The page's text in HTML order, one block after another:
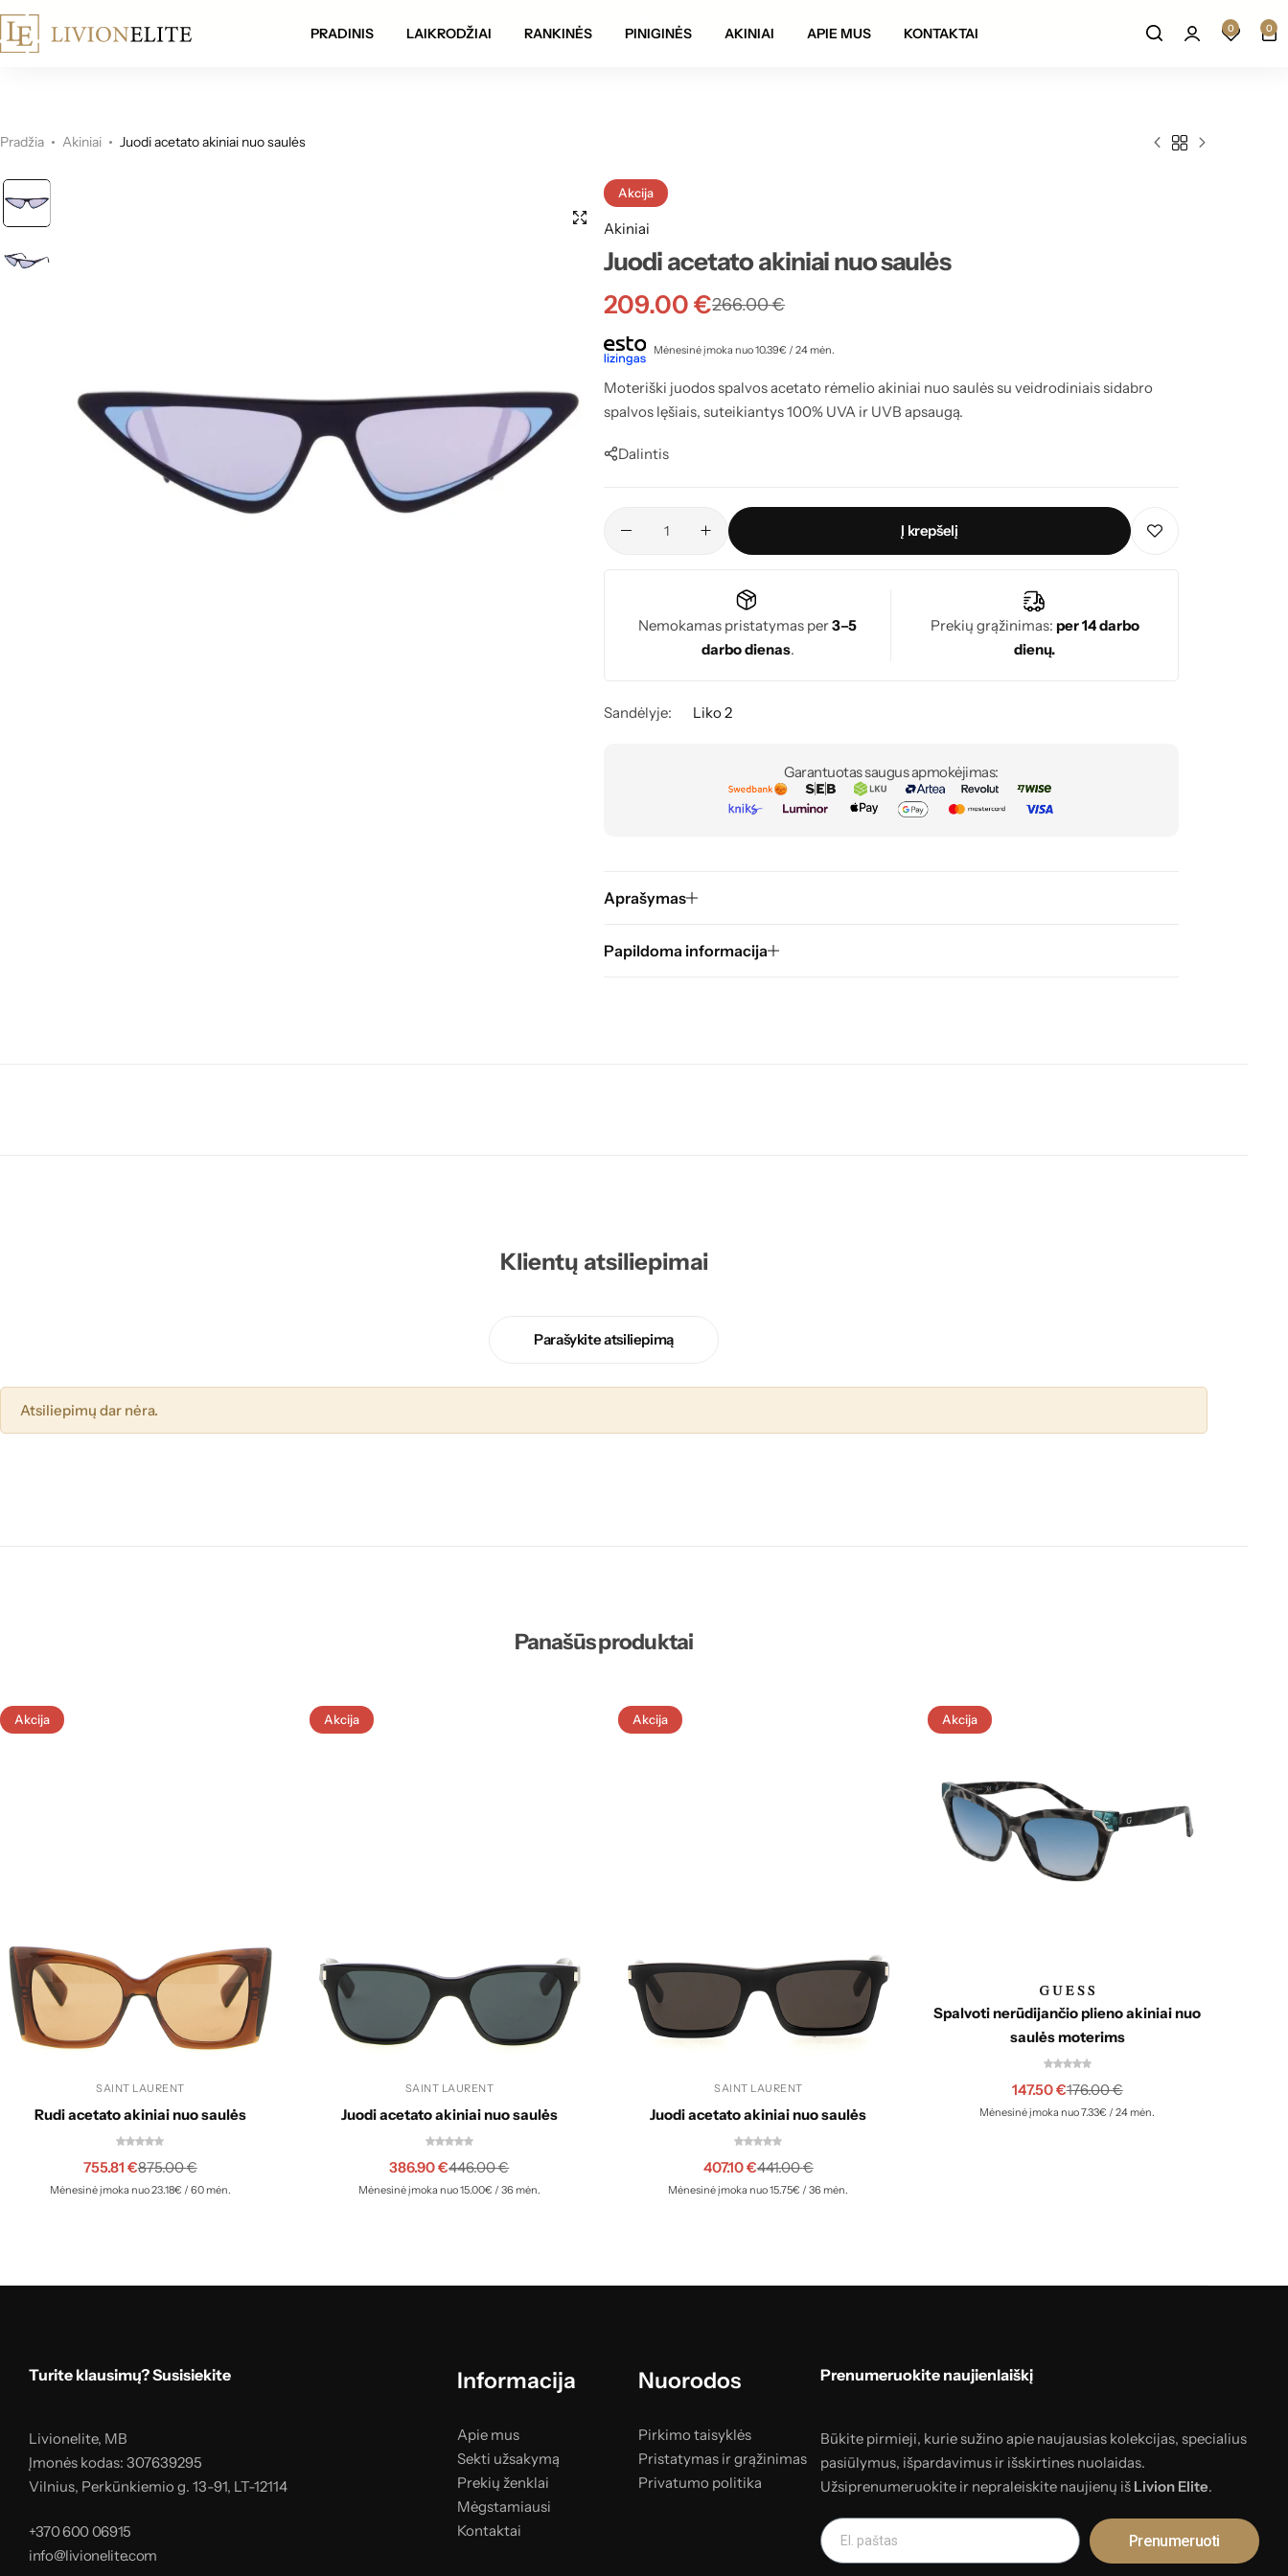
pristatymas visoje Lietuvoje! Prekių grąžinimas per 14 darbo
PRADINIS LAIKRODŽIAI RANKINĖS PINIGINĖS AKINIAI APIE MUS KONTAKTAI 0 0
Pradžia Akiniai Juodi acetato akiniai nuo saulės
Akcija
Akiniai
Juodi acetato akiniai nuo saulės
266.00€
209.00€
Mėnesinė įmoka nuo 10.39€ / 24 mėn.
Moteriški juodos spalvos acetato rėmelio akiniai nuo saulės su veidrodiniais sidabro
spalvos lęšiais, suteikiantys 100% UVA ir UVB apsaugą.
Dalintis
Į krepšelį
Nemokamas pristatymas per3–5
darbo dienas.
Prekių grąžinimas: per 14 darbo
dienų.
Sandėlyje: Liko 2
Garantuotas saugus apmokėjimas:
Aprašymas
Papildoma informacija
Klientų atsiliepimai
Parašykite atsiliepimą
Atsiliepimų dar nėra.
Panašūs produktai
Akcija
SAINT LAURENT
Rudi acetato akiniai nuo saulės
875.00€
755.81 €
Mėnesinė įmoka nuo 23.18€ / 60 mėn.
Akcija
SAINT LAURENT
Juodi acetato akiniai nuo saulės
446.00€
386.90€
Mėnesinė įmoka nuo 15.00€ / 36 mėn.
Akcija
SAINT LAURENT
Juodi acetato akiniai nuo saulės
441.00€
407.10€
Mėnesinė įmoka nuo 15.75€ / 36 mėn.
Akcija
Spalvoti nerūdijančio plieno akiniai nuo
saulės moterims
176.00€
147.50€
Mėnesinė įmoka nuo 7.33€ / 24 mėn.
Turite klausimų? Susisiekite
Livionelite, MB
Įmonės kodas: 307639295
Vilnius, Perkūnkiemio g. 13-91, LT-12114
+370 600 06915
info@livionelite.com
Informacija
Apie mus
Sekti užsakymą
Prekių ženklai
Mėgstamiausi
Kontaktai
Nuorodos
Pirkimo taisyklės
Pristatymas ir grąžinimas
Privatumo politika
Prenumeruokite naujienlaiškį
Būkite pirmieji, kurie sužino apie naujausias kolekcijas, specialius
pasiūlymus, išpardavimus ir išskirtines nuolaidas.
Užsiprenumeruokite ir nepraleiskite naujienų iš Livion Elite.
Prenumeruoti